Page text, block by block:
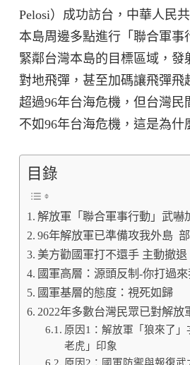
Pelosi）成功訪台，中華人民
本島周邊多點進行「聯合軍事
緊鄰台灣本島的目標區域，發
對地飛彈，甚至加碼讓飛彈飛
超過96年台海危機，但台灣民
不如96年台海危機，這是為什
目錄
解放軍「聯合軍事行動」武嚇
96年解放軍已準備攻我外島
美方勸國軍打不還手 主動撤退
國軍高層：源頭反制-你打過
國軍基層的態度：視死如歸
2022年多數台灣民眾已對解放
原因1：解放軍「狼來了
老虎」印象
原因2：國軍防禦與報復武